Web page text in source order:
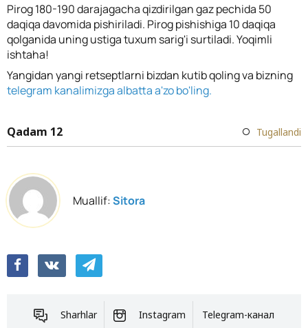
Pirog 180-190 darajagacha qizdirilgan gaz pechida 50
daqiqa davomida pishiriladi. Pirog pishishiga 10 daqiqa
qolganida uning ustiga tuxum sarig'i surtiladi. Yoqimli
ishtaha!
Yangidan yangi retseptlarni bizdan kutib qoling va bizning
telegram kanalimizga albatta a'zo bo'ling.
Qadam 12 Tugallandi
Muallif:Sitora
Sharhlar Instagram Telegram-канал